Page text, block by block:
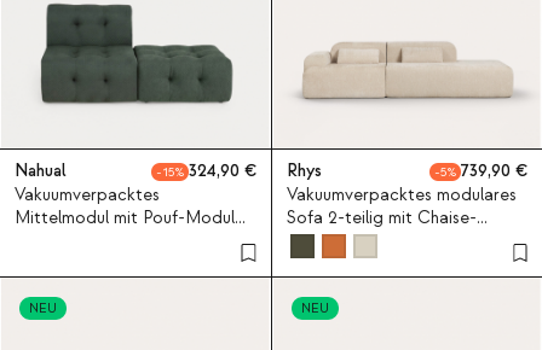
Nahual 15
324,90
Vakuumverpacktes
Mittelmodul mit Pouf-Modul
Rhys 5
739,90
Vakuumverpacktes modulares
Sofa 2-teilig mit Chaise-
longue-Modul und Eckmodul
aus Stoff Rhys
NEU NEU